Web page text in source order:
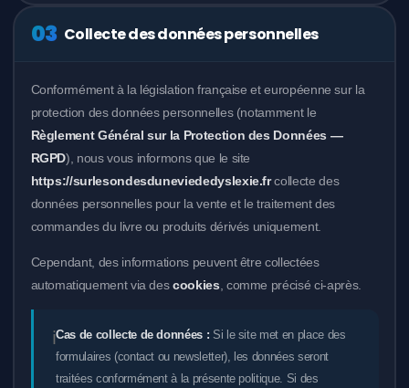
03 Collecte des données personnelles
Conformément à la législation française et européenne sur la
protection des données personnelles (notamment le
Règlement Général sur la Protection des Données —
RGPD), nous vous informons que le site
https://surlesondesduneviededyslexie.frcollecte des
données personnelles pour la vente et le traitement des
commandes du livre ou produits dérivés uniquement.
Cependant, des informations peuvent être collectées
automatiquement via descookies , comme précisé ci-après.
ℹ️Cas de collecte de données : Si le site met en place des
formulaires (contact ou newsletter), les données seront
traitées conformément à la présente politique. Si des